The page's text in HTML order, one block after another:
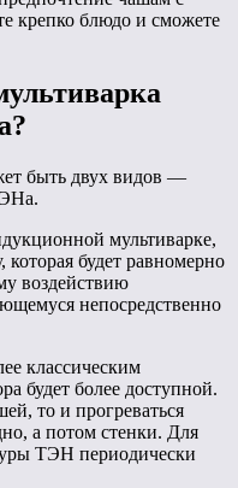
крепко блюдо и сможете
быть двух видов —
мультиварке,
будет равномерно
воздействию
непосредственно
классическим
будет более доступной.
то и прогреваться
а потом стенки. Для
ТЭН периодически